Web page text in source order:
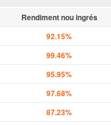
Rendiment nou ingrés
92.15%
99.46%
95.95%
97.68%
87.23%